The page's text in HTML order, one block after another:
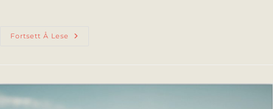
Fortsett Å Lese